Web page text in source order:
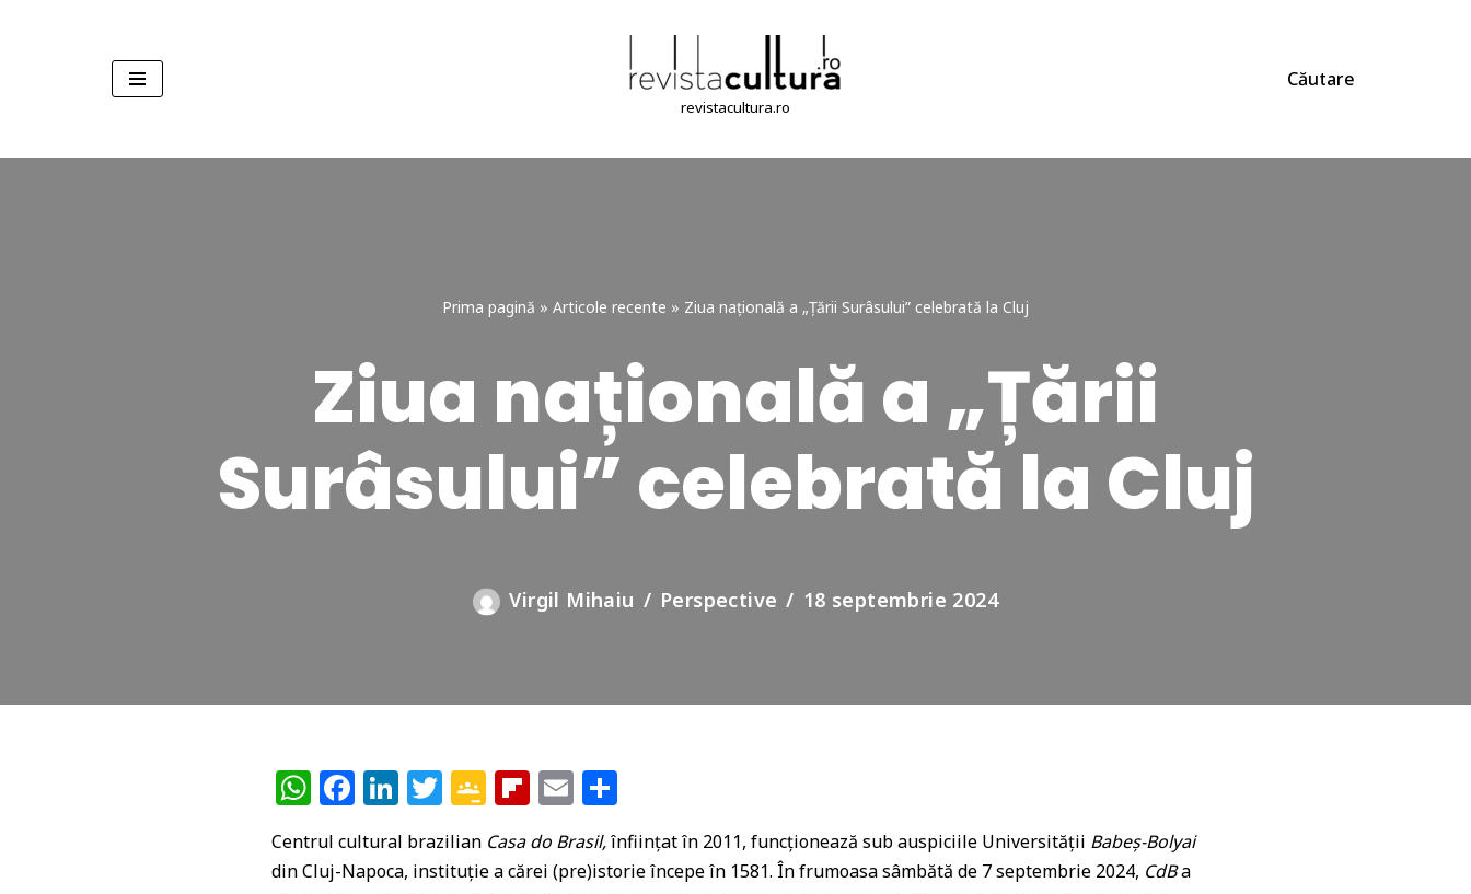
revistacultura.ro
Căutare
Prima pagină » Articole recente » Ziua națională a „Țării Surâsului” celebrată la Cluj
Ziua națională a „Țării
Surâsului” celebrată la Cluj
Virgil Mihaiu Perspective 18 septembrie 2024
W
h
at
F
a
c
Li
n
k
T
w
itt
G
o
o
Fl
ip
b
E
m
ai
ar
ta
Centrul cultural brazilian Casa do Brasil,înființat în 2011, funcționează sub auspiciile Universității Babeș-Bolyai
din Cluj-Napoca, instituție a cărei (pre)istorie începe în 1581. În frumoasa sâmbătă de 7 septembrie 2024, CdBa